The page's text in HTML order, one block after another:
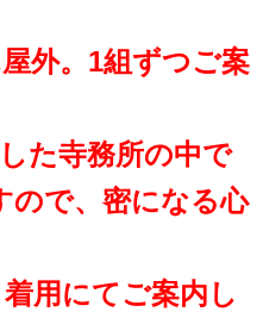
外。1組ずつご案
た寺務所の中で
ので、密になる心
用にてご案内し